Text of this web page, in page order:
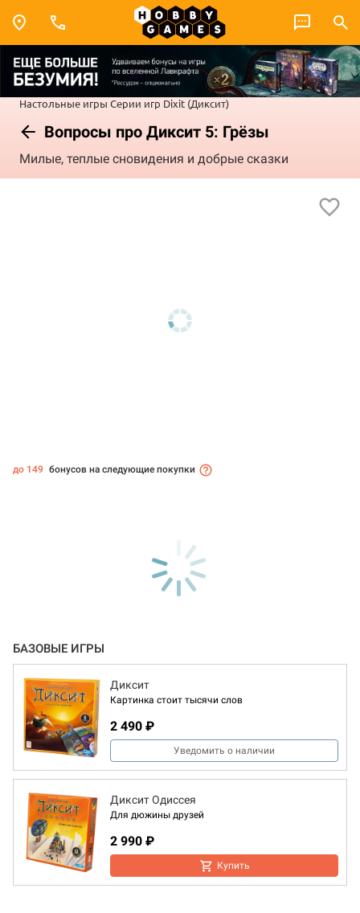
Настольные игры Серии игр Dixit (Диксит)
Вопросы про Диксит 5: Грёзы
Милые, теплые сновидения и добрые сказки
до 149 бонусов на следующие покупки
БАЗОВЫЕ ИГРЫ
Диксит
Картинка стоит тысячи слов
2 490 ₽
Уведомить о наличии
Диксит Одиссея
Для дюжины друзей
2 990 ₽
Купить